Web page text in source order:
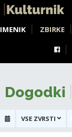
IMENIK ZBIRKE
Dogodki
VSE ZVRSTI